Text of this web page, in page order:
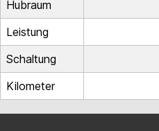
Hubraum
Leistung
Schaltung
Kilometer